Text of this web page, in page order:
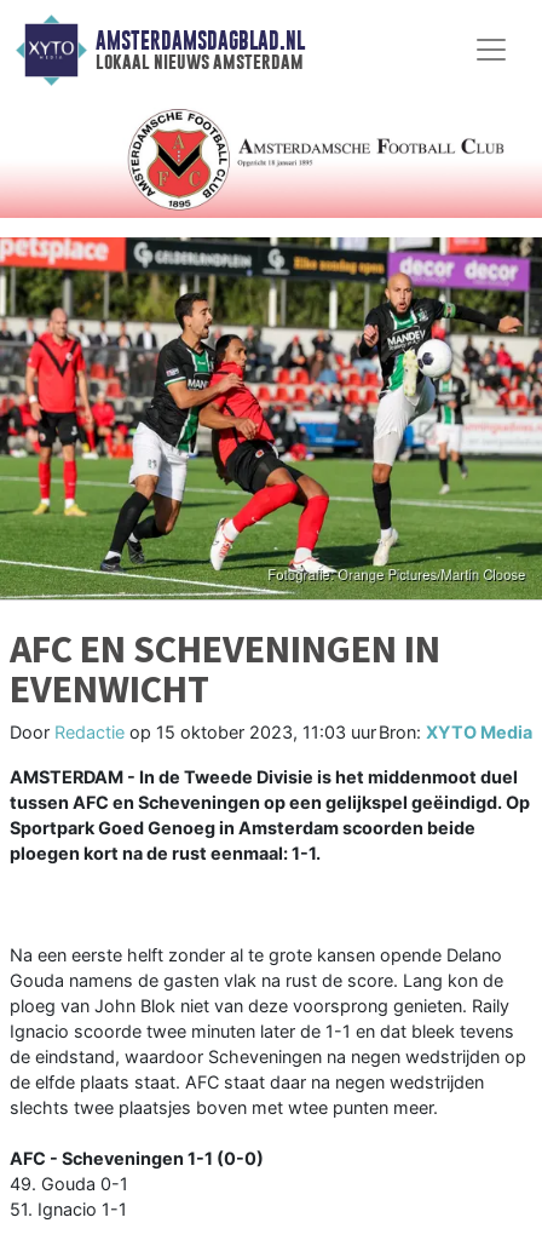
AMSTERDAMSDAGBLAD.NL
lokaal nieuws amsterdam
AFC EN SCHEVENINGEN IN
EVENWICHT
Door Redactie op 15 oktober 2023, 11:03 uurBron: XYTO Media
AMSTERDAM - In de Tweede Divisie is het middenmoot duel
tussen AFC en Scheveningen op een gelijkspel geëindigd. Op
Sportpark Goed Genoeg in Amsterdam scoorden beide
ploegen kort na de rust eenmaal: 1-1.
Na een eerste helft zonder al te grote kansen opende Delano
Gouda namens de gasten vlak na rust de score. Lang kon de
ploeg van John Blok niet van deze voorsprong genieten. Raily
Ignacio scoorde twee minuten later de 1-1 en dat bleek tevens
de eindstand, waardoor Scheveningen na negen wedstrijden op
de elfde plaats staat. AFC staat daar na negen wedstrijden
slechts twee plaatsjes boven met wtee punten meer.
AFC - Scheveningen 1-1 (0-0)
49. Gouda 0-1
51. Ignacio 1-1